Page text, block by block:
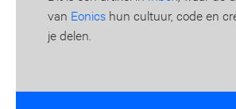
van Eonics hun cultuur, code en
je delen.